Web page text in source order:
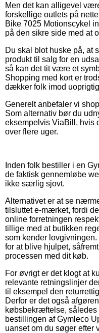
Men det kan alligevel
forskellige outlets på
Bike 7025 Motionscykel
på den sikre side med at
Du skal blot huske på, at
produkt til salg for en
så kan det tit være et
Shopping med kort er
dækker folk imod
Generelt anbefaler vi
Som alternativ bør du
eksempelvis ViaBill, hvis
over flere uger.
Inden folk bestiller i en
de faktisk gennemløbe
ikke særlig sjovt.
Alternativet er at se
tilsluttet e-mærket, fordi
online forretningen
tillige med at butikken
som kender
for at blive hjulpet,
processen med dit køb.
For øvrigt er det klogt at
relevante retningslinjer
til eksempel den
Derfor er det også
købsbekræftelse, således
bestillingen af Gymleco
uanset om du søger efter